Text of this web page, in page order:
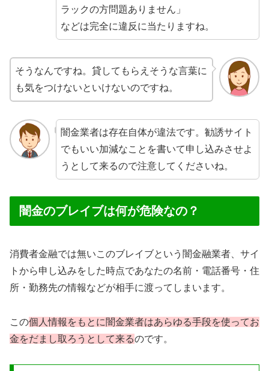
ラックの方問題ありません」
などは完全に違反に当たりますね。
そうなんですね。貸してもらえそうな言葉に
も気をつけないといけないのですね。
闇金業者は存在自体が違法です。勧誘サイト
でもいい加減なことを書いて申し込みさせよ
うとして来るので注意してくださいね。
闇金のブレイブは何が危険なの？
消費者金融では無いこのブレイブという闇金融業者、サイ
トから申し込みをした時点であなたの名前・電話番号・住
所・勤務先の情報などが相手に渡ってしまいます。
この個人情報をもとに闇金業者はあらゆる手段を使ってお
金をだまし取ろうとして来るのです。